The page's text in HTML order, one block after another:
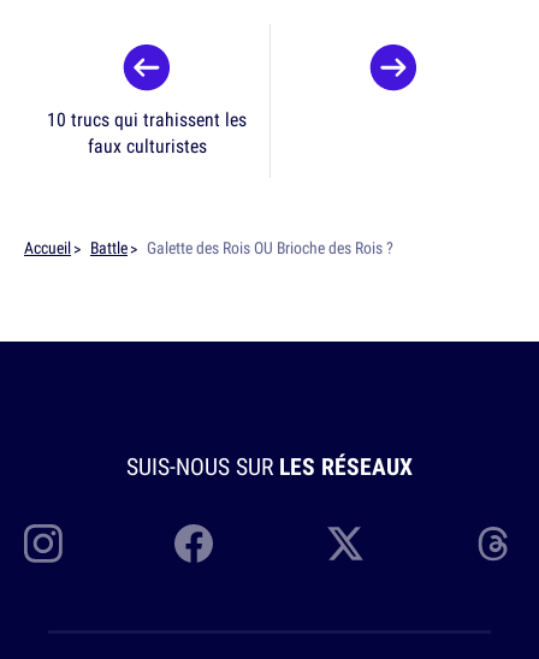
10 trucs qui trahissent les
faux culturistes
Accueil Battle Galette des Rois OU Brioche des Rois ?
SUIS-NOUS SUR LES RÉSEAUX